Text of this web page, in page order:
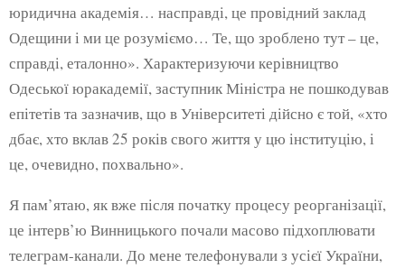
юридична академія… насправді, це провідний заклад
Одещини і ми це розуміємо… Те, що зроблено тут – це,
справді, еталонно». Характеризуючи керівництво
Одеської юракадемії, заступник Міністра не пошкодував
епітетів та зазначив, що в Університеті дійсно є той, «хто
дбає, хто вклав 25 років свого життя у цю інституцію, і
це, очевидно, похвально».
Я пам’ятаю, як вже після початку процесу реорганізації,
це інтерв’ю Винницького почали масово підхоплювати
телеграм-канали. До мене телефонували з усієї України,